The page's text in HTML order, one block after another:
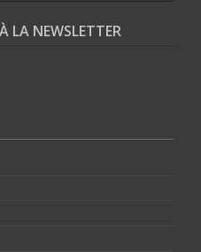
LA NEWSLETTER